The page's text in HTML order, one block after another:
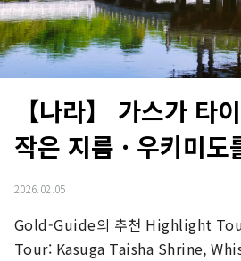
【나라】 가스가 타
작은 지름 · 우키미도
2026.02.05
Gold-Guide의 추천 Highlight
Tour: Kasuga Taisha Shrine,